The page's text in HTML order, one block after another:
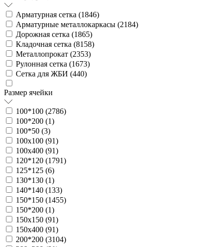
Арматурная сетка (1846)
Арматурные металлокаркасы (2184)
Дорожная сетка (1865)
Кладочная сетка (8158)
Металлопрокат (2353)
Рулонная сетка (1673)
Сетка для ЖБИ (440)
Размер ячейки
100*100 (2786)
100*200 (1)
100*50 (3)
100х100 (91)
100х400 (91)
120*120 (1791)
125*125 (6)
130*130 (1)
140*140 (133)
150*150 (1455)
150*200 (1)
150х150 (91)
150х400 (91)
200*200 (3104)